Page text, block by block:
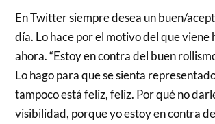
En Twitter siempre desea un buen/
día. Lo hace por el motivo del que viene
ahora. “Estoy en contra del buen
Lo hago para que se sienta
tampoco está feliz, feliz. Por qué no
visibilidad, porque yo estoy en contra